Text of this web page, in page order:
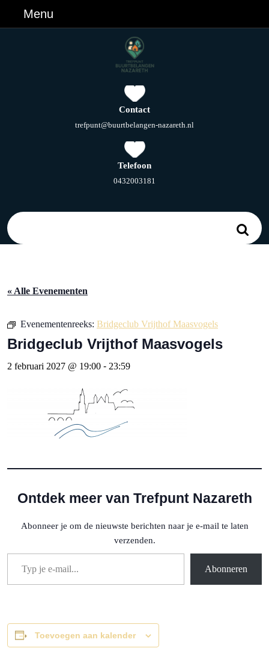
Menu
Contact
trefpunt@buurtbelangen-nazareth.nl
Telefoon
0432003181
« Alle Evenementen
Evenementenreeks: Bridgeclub Vrijthof Maasvogels
Bridgeclub Vrijthof Maasvogels
2 februari 2027 @ 19:00 - 23:59
Ontdek meer van Trefpunt Nazareth
Abonneer je om de nieuwste berichten naar je e-mail te laten
verzenden.
Typ je e-mail...
Abonneren
Toevoegen aan kalender